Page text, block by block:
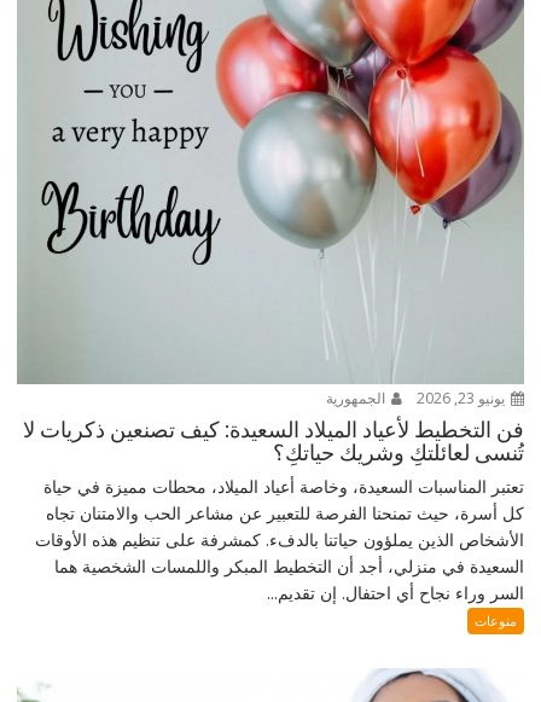
يونيو 23, 2026 الجمهورية
فن التخطيط لأعياد الميلاد السعيدة: كيف تصنعين ذكريات لا
تُنسى لعائلتكِ وشريك حياتكِ؟
تعتبر المناسبات السعيدة، وخاصة أعياد الميلاد، محطات مميزة في حياة
كل أسرة، حيث تمنحنا الفرصة للتعبير عن مشاعر الحب والامتنان تجاه
الأشخاص الذين يملؤون حياتنا بالدفء. كمشرفة على تنظيم هذه الأوقات
السعيدة في منزلي، أجد أن التخطيط المبكر واللمسات الشخصية هما
السر وراء نجاح أي احتفال. إن تقديم...
منوعات